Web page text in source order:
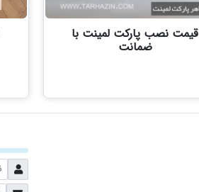
قیمت نصب پارکت لمینت با
ضمانت